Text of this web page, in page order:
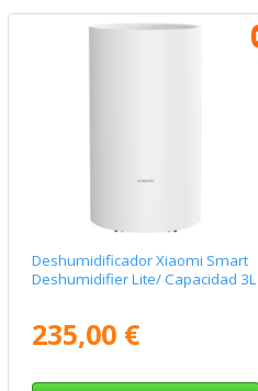
Deshumidificador Xiaomi Smart
Deshumidifier Lite/ Capacidad 3L
235,00 €